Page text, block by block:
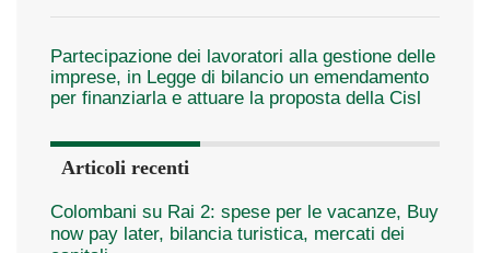
Partecipazione dei lavoratori alla gestione delle
imprese, in Legge di bilancio un emendamento
per finanziarla e attuare la proposta della Cisl
Articoli recenti
Colombani su Rai 2: spese per le vacanze, Buy
now pay later, bilancia turistica, mercati dei